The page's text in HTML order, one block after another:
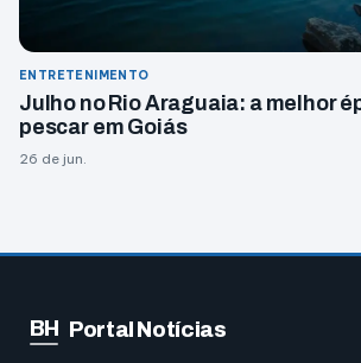
ENTRETENIMENTO
Julho no Rio Araguaia: a melhor
pescar em Goiás
26 de jun.
BH Portal Notícias